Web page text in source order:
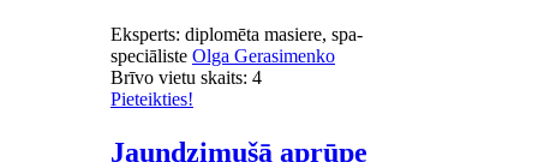
Eksperts: diplomēta masiere, spa-
speciāliste Olga Gerasimenko
Brīvo vietu skaits: 4
Pieteikties!
Jaundzimušā aprūpe